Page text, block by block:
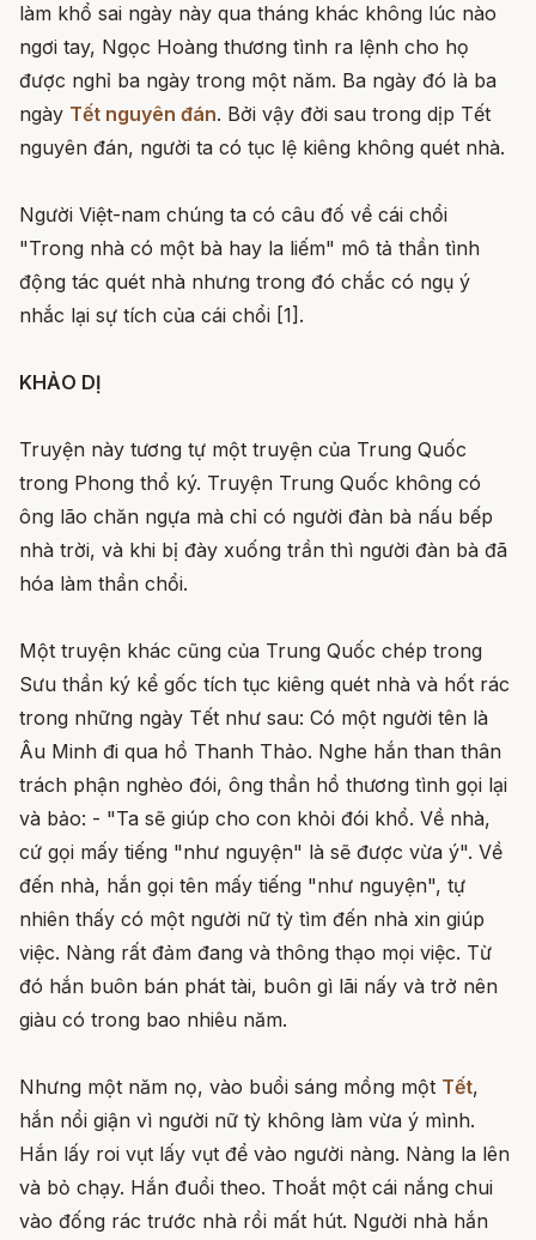
làm khổ sai ngày này qua tháng khác không lúc nào
ngơi tay, Ngọc Hoàng thương tình ra lệnh cho họ
được nghỉ ba ngày trong một năm. Ba ngày đó là ba
ngày Tết nguyên đán. Bởi vậy đời sau trong dịp Tết
nguyên đán, người ta có tục lệ kiêng không quét nhà.
Người Việt-nam chúng ta có câu đố về cái chổi
"Trong nhà có một bà hay la liếm" mô tả thần tình
động tác quét nhà nhưng trong đó chắc có ngụ ý
nhắc lại sự tích của cái chổi [1].
KHẢO DỊ
Truyện này tương tự một truyện của Trung Quốc
trong Phong thổ ký. Truyện Trung Quốc không có
ông lão chăn ngựa mà chỉ có người đàn bà nấu bếp
nhà trời, và khi bị đày xuống trần thì người đàn bà đã
hóa làm thần chổi.
Một truyện khác cũng của Trung Quốc chép trong
Sưu thần ký kể gốc tích tục kiêng quét nhà và hốt rác
trong những ngày Tết như sau: Có một người tên là
Âu Minh đi qua hồ Thanh Thảo. Nghe hắn than thân
trách phận nghèo đói, ông thần hồ thương tình gọi lại
và bảo: - "Ta sẽ giúp cho con khỏi đói khổ. Về nhà,
cứ gọi mấy tiếng "như nguyện" là sẽ được vừa ý". Về
đến nhà, hắn gọi tên mấy tiếng "như nguyện", tự
nhiên thấy có một người nữ tỳ tìm đến nhà xin giúp
việc. Nàng rất đảm đang và thông thạo mọi việc. Từ
đó hắn buôn bán phát tài, buôn gì lãi nấy và trở nên
giàu có trong bao nhiêu năm.
Nhưng một năm nọ, vào buổi sáng mồng một Tết,
hắn nổi giận vì người nữ tỳ không làm vừa ý mình.
Hắn lấy roi vụt lấy vụt để vào người nàng. Nàng la lên
và bỏ chạy. Hắn đuổi theo. Thoắt một cái nắng chui
vào đống rác trước nhà rồi mất hút. Người nhà hắn